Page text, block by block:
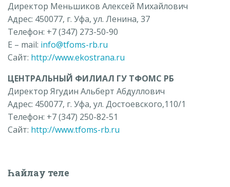
Директор Меньшиков Алексей Михайлович
Адрес: 450077, г. Уфа, ул. Ленина, 37
Телефон: +7 (347) 273-50-90
E – mail: info@tfoms-rb.ru
Сайт: http://www.ekostrana.ru
ЦЕНТРАЛЬНЫЙ ФИЛИАЛ ГУ ТФОМС РБ
Директор Ягудин Альберт Абдуллович
Адрес: 450077, г. Уфа, ул. Достоевского,110/1
Телефон: +7 (347) 250-82-51
Сайт: http://www.tfoms-rb.ru
Һайлау теле